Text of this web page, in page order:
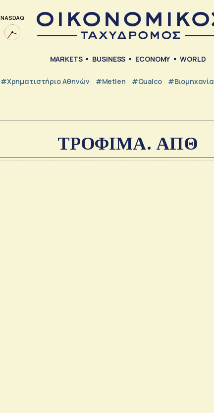
NASDAQ
MARKETS BUSINESS ECONOMY WORLD
#Χρηματιστήριο Αθηνών #metlen #Qualco #Βιομηχανία
ΤΡΟΦΙΜΑ. ΑΠΘ